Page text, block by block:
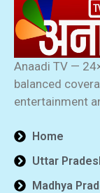
Anaadi TV —
balanced
entertainment
Home
Uttar
Madhya